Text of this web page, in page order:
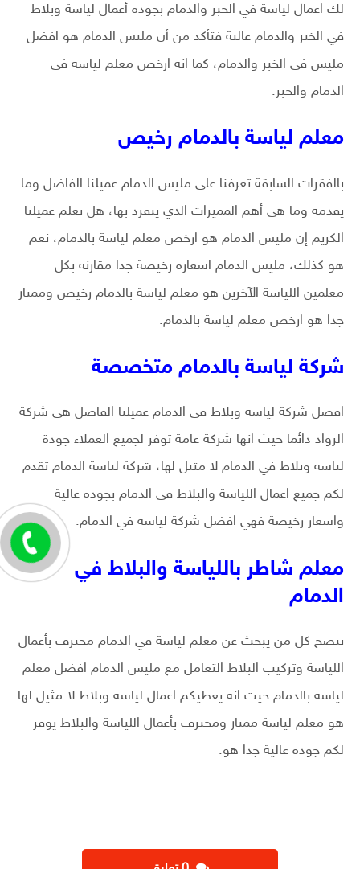
لك اعمال لياسة في الخبر والدمام بجوده أعمال لياسة وبلاط
في الخبر والدمام عالية فتأكد من أن مليس الدمام هو افضل
مليس في الخبر والدمام، كما انه ارخص معلم لياسة في
الدمام والخبر.
معلم لياسة بالدمام رخيص
بالفقرات السابقة تعرفنا على مليس الدمام عميلنا الفاضل وما
يقدمه وما هي أهم المميزات الذي ينفرد بها، هل تعلم عميلنا
الكريم إن مليس الدمام هو ارخص معلم لياسة بالدمام، نعم
هو كذلك، مليس الدمام اسعاره رخيصة جدا مقارنه بكل
معلمين اللياسة الآخرين هو معلم لياسة بالدمام رخيص وممتاز
جدا هو ارخص معلم لياسة بالدمام.
شركة لياسة بالدمام متخصصة
افضل شركة لياسه وبلاط في الدمام عميلنا الفاضل هي شركة
الرواد دائما حيث انها شركة عامة توفر لجميع العملاء جودة
لياسه وبلاط في الدمام لا مثيل لها، شركة لياسة الدمام تقدم
لكم جميع اعمال اللياسة والبلاط في الدمام بجوده عالية
واسعار رخيصة فهي افضل شركة لياسه في الدمام.
معلم شاطر باللياسة والبلاط في
الدمام
ننصح كل من يبحث عن معلم لياسة في الدمام محترف بأعمال
اللياسة وتركيب البلاط التعامل مع مليس الدمام افضل معلم
لياسة بالدمام حيث انه يعطيكم اعمال لياسه وبلاط لا مثيل لها
هو معلم لياسة ممتاز ومحترف بأعمال اللياسة والبلاط يوفر
لكم جوده عالية جدا هو.